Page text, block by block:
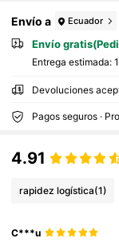
Envío a Ecuador
Envío
Entrega estimada:
Devoluciones
Pagos seguros ·
4.91
rapidez logística(1)
C***u